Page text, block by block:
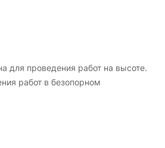
для проведения работ на высоте.
работ в безопорном